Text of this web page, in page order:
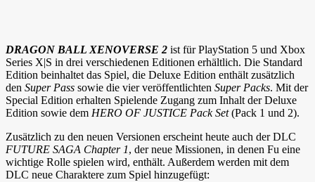
DRAGON BALL XENOVERSE 2 ist für PlayStation 5 und Xbox
Series X|S in drei verschiedenen Editionen erhältlich. Die Standard
Edition beinhaltet das Spiel, die Deluxe Edition enthält zusätzlich
den Super Pass sowie die vier veröffentlichten Super Packs. Mit der
Special Edition erhalten Spielende Zugang zum Inhalt der Deluxe
Edition sowie dem HERO OF JUSTICE Pack Set(Pack 1 und 2).
Zusätzlich zu den neuen Versionen erscheint heute auch der DLC
FUTURE SAGA Chapter 1, der neue Missionen, in denen Fu eine
wichtige Rolle spielen wird, enthält. Außerdem werden mit dem
DLC neue Charaktere zum Spiel hinzugefügt: